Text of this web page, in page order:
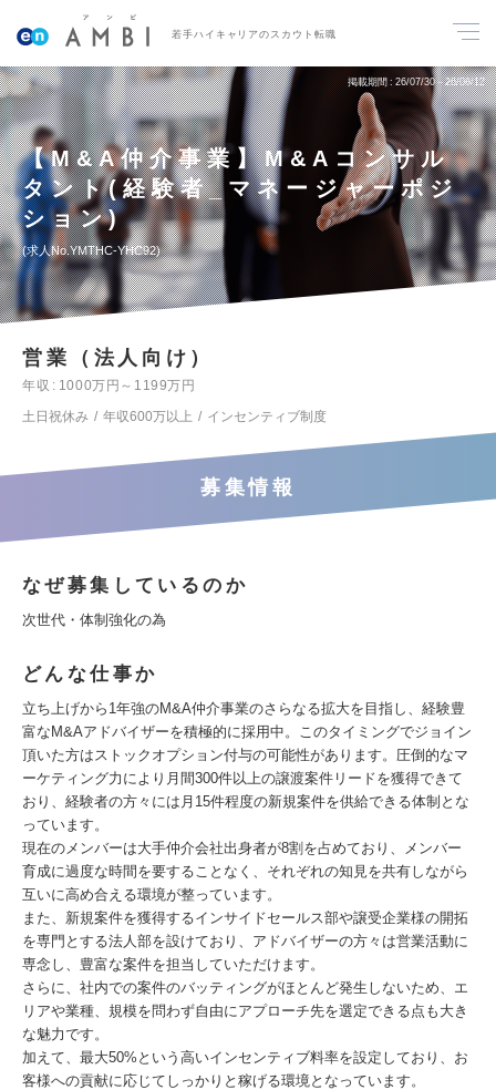
若手ハイキャリアのスカウト転職
掲載期間 26/07/30～26/08/12
【M&A仲介事業】M&Aコンサル
タント(経験者_マネージャーポジ
ション)
求人No.YMTHC-YHC92
営業（法人向け）
年収
1000万円～1199万円
土日祝休み
年収600万以上 インセンティブ制度
募集情報
なぜ募集しているのか
次世代・体制強化の為
どんな仕事か
立ち上げから1年強のM&A仲介事業のさらなる拡大を目指し、経験豊
富なM&Aアドバイザーを積極的に採用中。このタイミングでジョイン
頂いた方はストックオプション付与の可能性があります。圧倒的なマ
ーケティング力により月間300件以上の譲渡案件リードを獲得できて
おり、経験者の方々には月15件程度の新規案件を供給できる体制とな
っています。
現在のメンバーは大手仲介会社出身者が8割を占めており、メンバー
育成に過度な時間を要することなく、それぞれの知見を共有しながら
互いに高め合える環境が整っています。
また、新規案件を獲得するインサイドセールス部や譲受企業様の開拓
を専門とする法人部を設けており、アドバイザーの方々は営業活動に
専念し、豊富な案件を担当していただけます。
さらに、社内での案件のバッティングがほとんど発生しないため、エ
リアや業種、規模を問わず自由にアプローチ先を選定できる点も大き
な魅力です。
加えて、最大50%という高いインセンティブ料率を設定しており、お
客様への貢献に応じてしっかりと稼げる環境となっています。